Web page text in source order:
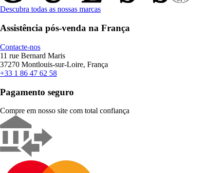
Descubra todas as nossas marcas
Assistência pós-venda na França
Contacte-nos
11 rue Bernard Maris
37270 Montlouis-sur-Loire, França
+33 1 86 47 62 58
Pagamento seguro
Compre em nosso site com total confiança